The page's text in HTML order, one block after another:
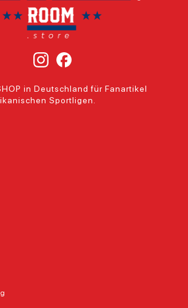
in Deutschland für Fanartikel
Sportligen.